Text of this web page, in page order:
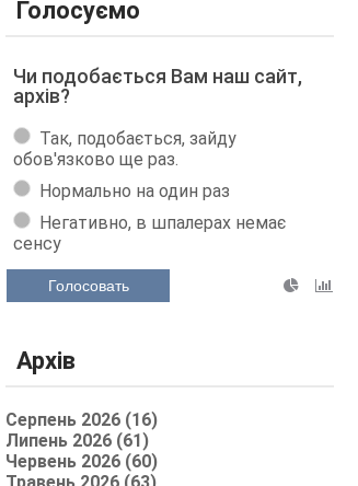
Голосуємо
Чи подобається Вам наш сайт,
архів?
Так, подобається, зайду
обов'язково ще раз.
Нормально на один раз
Негативно, в шпалерах немає
сенсу
Голосовать
Архів
Серпень 2026 (16)
Липень 2026 (61)
Червень 2026 (60)